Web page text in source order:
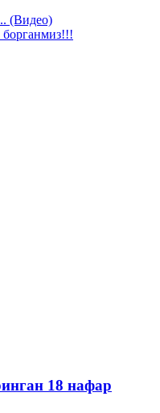
(Видео)
18 нафар